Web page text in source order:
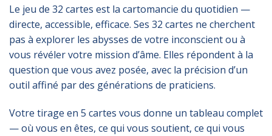
Le jeu de 32 cartes est la cartomancie du quotidien —
directe, accessible, efficace. Ses 32 cartes ne cherchent
pas à explorer les abysses de votre inconscient ou à
vous révéler votre mission d’âme. Elles répondent à la
question que vous avez posée, avec la précision d’un
outil affiné par des générations de praticiens.
Votre tirage en 5 cartes vous donne un tableau complet
— où vous en êtes, ce qui vous soutient, ce qui vous